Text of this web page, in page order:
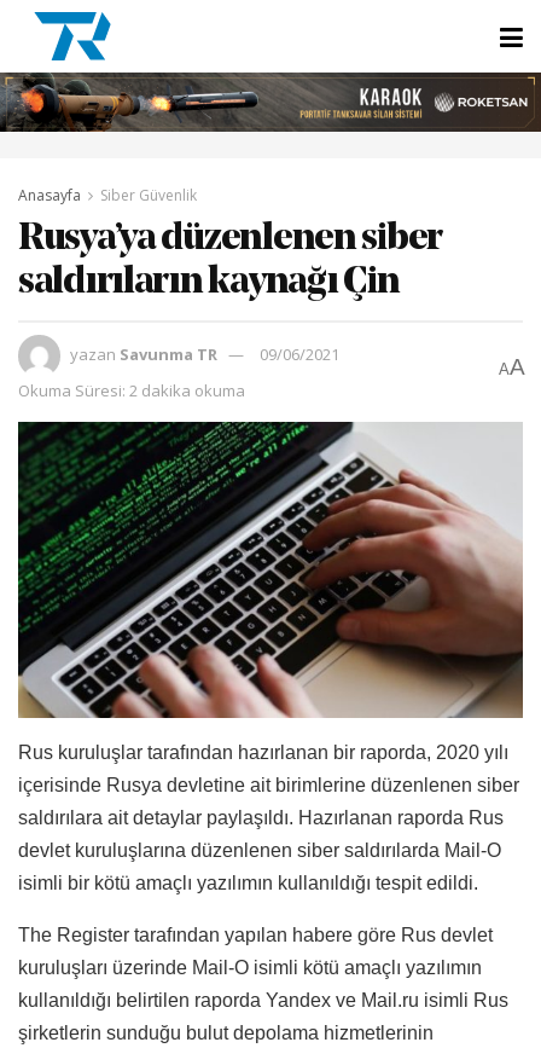
Anasayfa Siber Güvenlik
Rusya’ya düzenlenen siber
saldırıların kaynağı Çin
yazan Savunma TR
09/06/2021
Okuma Süresi: 2 dakika okuma
AA
Rus kuruluşlar tarafından hazırlanan bir raporda, 2020 yılı
içerisinde Rusya devletine ait birimlerine düzenlenen siber
saldırılara ait detaylar paylaşıldı. Hazırlanan raporda Rus
devlet kuruluşlarına düzenlenen siber saldırılarda Mail-O
isimli bir kötü amaçlı yazılımın kullanıldığı tespit edildi.
The Register tarafından yapılan habere göre Rus devlet
kuruluşları üzerinde Mail-O isimli kötü amaçlı yazılımın
kullanıldığı belirtilen raporda Yandex ve Mail.ru isimli Rus
şirketlerin sunduğu bulut depolama hizmetlerinin